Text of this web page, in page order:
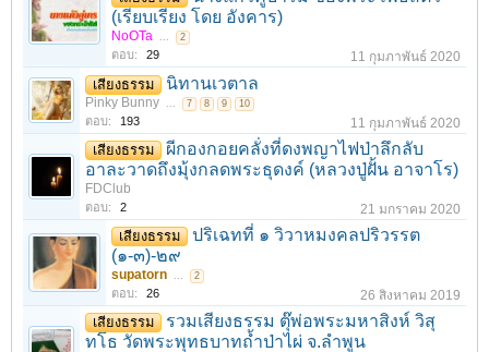
(เรียบเรียง โดย อังคาร)
NoOTa ... 2
ตอบ: 29 11 กุมภาพันธ์ 2020
เสียงธรรม นิทานเวตาล
Pinky Bunny ... 7 8 9 10
ตอบ: 193 11 กุมภาพันธ์ 2020
เสียงธรรม
ผีกองกอยคลั่งที่ดงพญาไฟป่าลึกลับ
อาละวาดถึงมุ้งกลดพระธุดงค์ (หลวงปู่ฝั้น อาจาโร)
FDClub
ตอบ: 2 21 มกราคม 2020
เสียงธรรม
ปริเฉทที่ ๑ วิวาหมงคลปริวรรต
(๑-๓)-๒๙
supatorn ... 2
ตอบ: 26 26 สิงหาคม 2019
เสียงธรรม
รวมเสียงธรรม ตุ๊พ่อพระมหาสิงห์ วิสุ
ทโธ วัดพระพุทธบาทถ้ำป่าไผ่ จ.ลำพูน